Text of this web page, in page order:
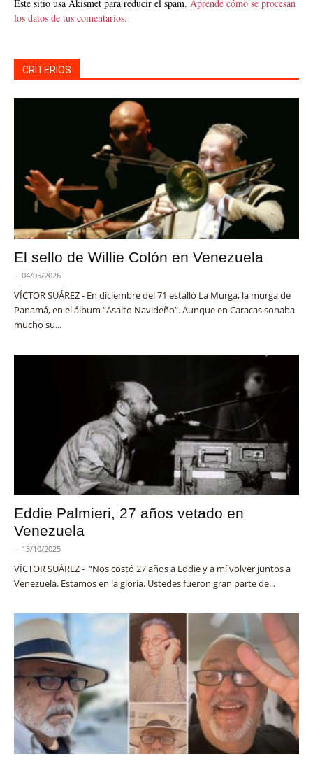
Este sitio usa Akismet para reducir el spam. Aprende cómo se procesan
los datos de tus comentarios.
CRITERIOS
El sello de Willie Colón en Venezuela
- 04/05/2026
VÍCTOR SUÁREZ - En diciembre del 71 estalló La Murga, la murga de
Panamá, en el álbum “Asalto Navideño”. Aunque en Caracas sonaba
mucho su...
Eddie Palmieri, 27 años vetado en
Venezuela
- 13/10/2025
VÍCTOR SUÁREZ - “Nos costó 27 años a Eddie y a mí volver juntos a
Venezuela. Estamos en la gloria. Ustedes fueron gran parte de...